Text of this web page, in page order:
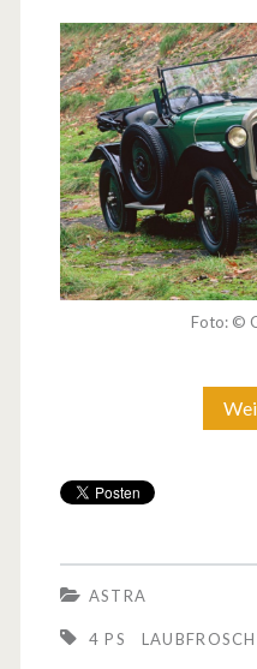
Foto: ©
ASTRA
4 PS LAUBFROSCH